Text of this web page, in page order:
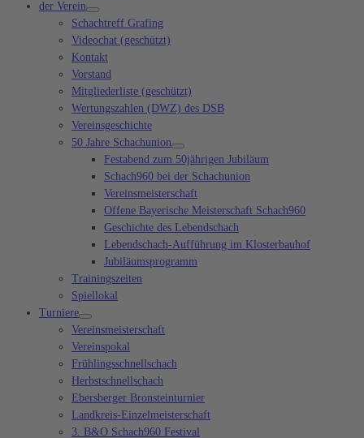
der Verein
Schachtreff Grafing
Videochat (geschützt)
Kontakt
Vorstand
Mitgliederliste (geschützt)
Wertungszahlen (DWZ) des DSB
Vereinsgeschichte
50 Jahre Schachunion
Festabend zum 50jährigen Jubiläum
Schach960 bei der Schachunion
Vereinsmeisterschaft
Offene Bayerische Meisterschaft Schach960
Geschichte des Lebendschach
Lebendschach-Aufführung im Klosterbauhof
Jubiläumsprogramm
Trainingszeiten
Spiellokal
Turniere
Vereinsmeisterschaft
Vereinspokal
Frühlingsschnellschach
Herbstschnellschach
Ebersberger Bronsteinturnier
Landkreis-Einzelmeisterschaft
3. B&O Schach960 Festival